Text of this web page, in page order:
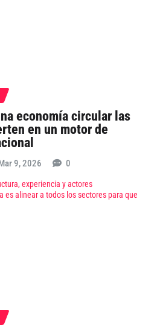
economía circular las
en un motor de
9, 2026 0
experiencia y actores
es alinear a todos los sectores para que